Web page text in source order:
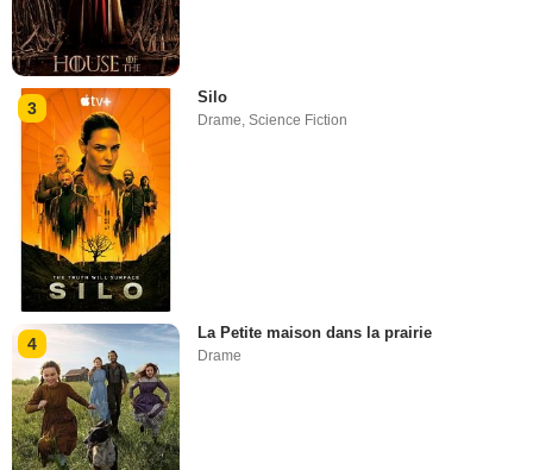
3
Silo
Drame,Science Fiction
4
La Petite maison dans la prairie
Drame